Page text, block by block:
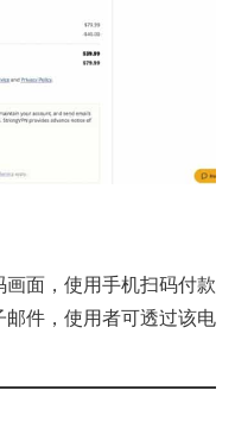
面，使用手机扫码付款
件，使用者可透过该电